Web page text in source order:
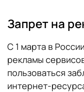
Запрет на
С 1 марта в
рекламы
пользоваться
интернет-